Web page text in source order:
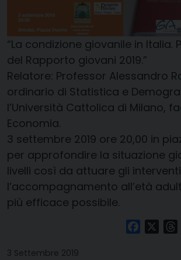
“La condizione giovanile in Italia.
del Rapporto giovani 2019.”
Relatore: Professor Alessandro
ordinario di Statistica e
l’Università Cattolica di Milano,
Economia.
3 settembre 2019 ore 20,00 in
per approfondire la situazione
livelli così da attuare gli
l’accompagnamento all’età
più efficace possibile.
3 Settembre 2019